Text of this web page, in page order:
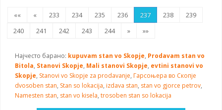
«« « 233 234 235 236 237 238
239
240
241 242 243 244 » »»
Најчесто барано: kupuvam stan vo Skopje, Prodavam stan vo
Bitola, Stanovi Skopje, Mali stanovi Skopje, evtini stanovi vo
Skopje, Stanovi vo Skopje za prodavanje, Гарсоњера во Скопје
dvosoben stan, Stan so lokacija, izdava stan, stan vo gjorce petrov,
Namesten stan, stan vo kisela, trosoben stan so lokacija